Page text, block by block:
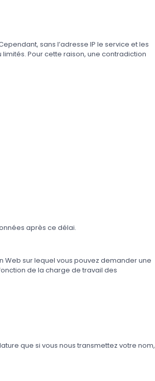
sans l’adresse IP le service et les
Pour cette raison, une contradiction
après ce délai.
Web sur lequel vous pouvez demander une
de la charge de travail des
que si vous nous transmettez votre nom,